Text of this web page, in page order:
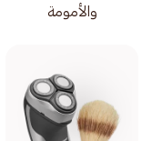
والأمومة